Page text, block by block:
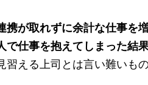
携が取れずに余計な仕事を
で仕事を抱えてしまった結
習える上司とは言い難いもの